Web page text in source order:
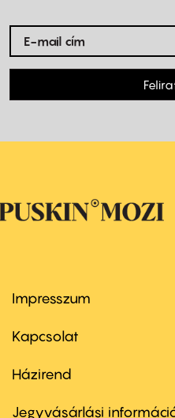
Footer
first
Impresszum
Kapcsolat
Footer
second
Házirend
Jegyvásárlási